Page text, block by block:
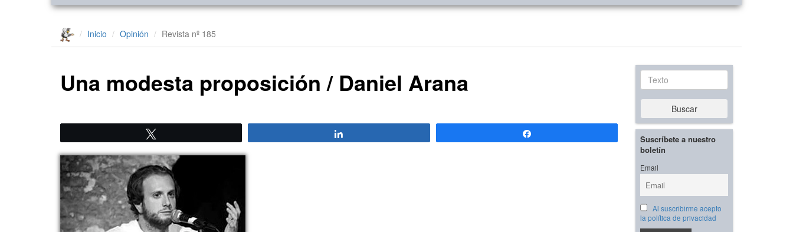
Inicio Opinión Revista nº 185
Una modesta proposición / Daniel Arana Texto
Buscar
Suscríbete a nuestro
boletín
Email
Al suscribirme acepto
la política de privacidad